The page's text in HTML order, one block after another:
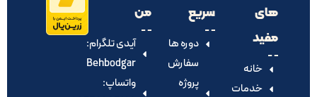
های
مفید
خانه
خدمات
سریع
دوره ها
سفارش
پروژه
من
آیدی تلگرام:‌
Behbodgar
واتساپ: